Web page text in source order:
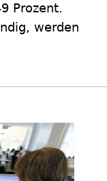
Prozent.
werden